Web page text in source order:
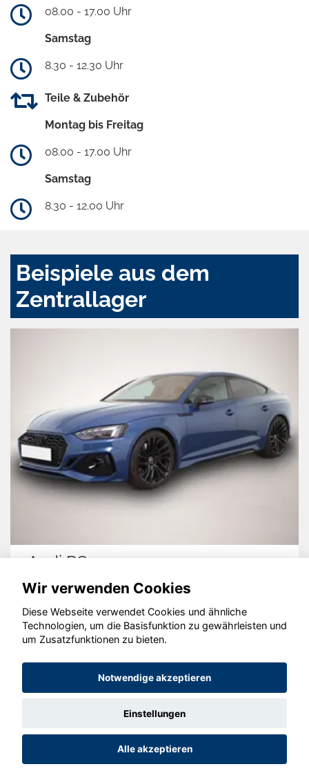
08.00 - 17.00 Uhr
Samstag
8.30 - 12.30 Uhr
Teile & Zubehör
Montag bis Freitag
08.00 - 17.00 Uhr
Samstag
8.30 - 12.00 Uhr
Beispiele aus dem
Zentrallager
Skoda Kodiaq
© konjunkturmotor.de GmbH 2020 - 2026
Wir verwenden Cookies
Diese Webseite verwendet Cookies und ähnliche
Technologien, um die Basisfunktion zu gewährleisten und
um Zusatzfunktionen zu bieten.
Notwendige akzeptieren
Einstellungen
Alle akzeptieren